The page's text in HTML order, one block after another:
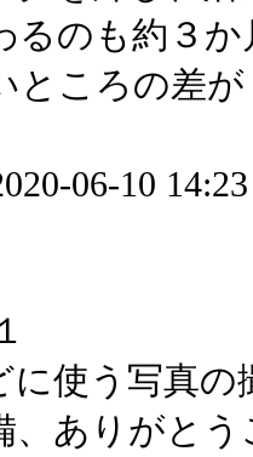
るのも約３
ところの差
06-10
使う写真の
、ありがと